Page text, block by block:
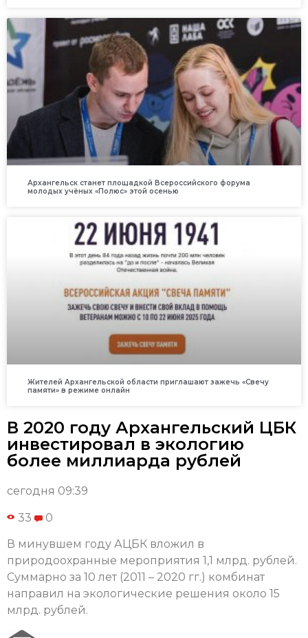
Архангельск станет площадкой Всероссийского форума
молодых учёных «Полюс» этой осенью
Жителей Архангельской области приглашают зажечь «Свечу
памяти» в режиме онлайн
В 2020 году Архангельский ЦБК
инвестировал в экологию
более миллиарда рублей
сегодня 09:39
33 0
В минувшем году АЦБК вложил в
природоохранные мероприятия 1,1 млрд. рублей.
Суммарно за 10 лет (2011 – 2020 гг.) комбинат
направил на экологические решения около 15
млрд. рублей.